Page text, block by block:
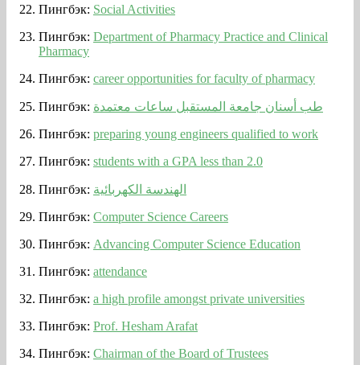
Пингбэк: Social Activities
Пингбэк: Department of Pharmacy Practice and Clinical
Pharmacy
Пингбэк: career opportunities for faculty of pharmacy
Пингбэк: طب أسنان جامعة المستقبل ساعات معتمدة
Пингбэк: preparing young engineers qualified to work
Пингбэк: students with a GPA less than 2.0
Пингбэк: الهندسة الكهربائية
Пингбэк: Computer Science Careers
Пингбэк: Advancing Computer Science Education
Пингбэк: attendance
Пингбэк: a high profile amongst private universities
Пингбэк: Prof. Hesham Arafat
Пингбэк: Chairman of the Board of Trustees